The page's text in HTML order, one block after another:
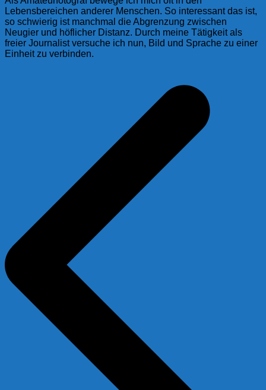
Lebensbereichen anderer Menschen. So interessant das ist,
so schwierig ist manchmal die Abgrenzung zwischen
Neugier und höflicher Distanz. Durch meine Tätigkeit als
freier Journalist versuche ich nun, Bild und Sprache zu einer
Einheit zu verbinden.